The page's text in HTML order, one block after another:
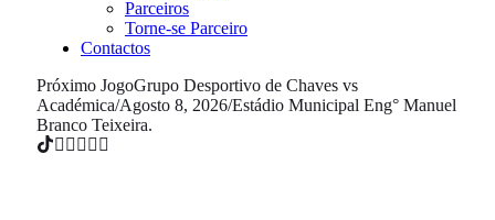
Parceiros
Torne-se Parceiro
Contactos
Próximo JogoGrupo Desportivo de Chaves vs
Académica/Agosto 8, 2026/Estádio Municipal Eng° Manuel
Branco Teixeira.